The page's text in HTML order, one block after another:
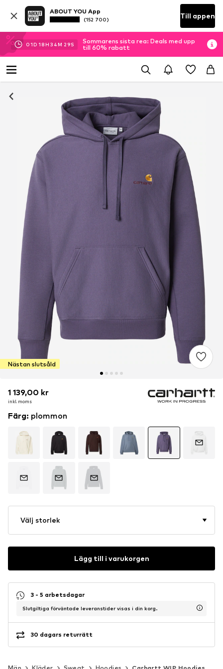
ABOUT YOU App
(152 700) Till appen
01D 18H 34M 29S
Sommarens sista rea: Deals med upp
till 60% rabatt
Nästan slutsåld
1 139,00 kr
inkl. moms
1 139,00 kr
inkl. moms
1 139,00 kr
inkl. moms
Färg: plommon
Välj storlek
Lägg till i varukorgen
3 - 5 arbetsdagar
Slutgiltiga förväntade leveranstider visas i din korg.
30 dagars returrätt